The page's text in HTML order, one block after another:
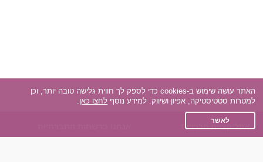
אפליקציית הכרויות
האתר עושה שימוש ב-cookies כדי לספק לך חווית גלישה טובה יותר, וכן
למטרות סטטיסטיקה, אפיון ושיווק. למידע נוסף לחצו כאן.
לאשר